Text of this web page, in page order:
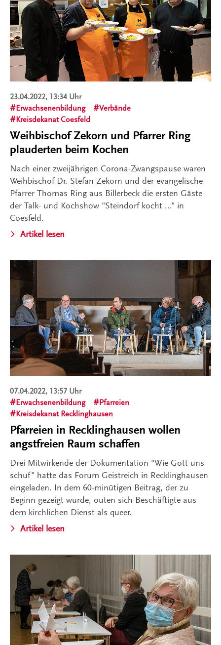
23.04.2022, 13:34 Uhr
Erwachsenenbildung
Verbände
Kreisdekanat Coesfeld
Weihbischof Zekorn und Pfarrer Ring
plauderten beim Kochen
Nach einer zweijährigen Corona-Zwangspause waren
Weihbischof Dr. Stefan Zekorn und der evangelische
Pfarrer Thomas Ring aus Billerbeck die ersten Gäste
der Talk- und Kochshow "Steindorf kocht ..." in
Coesfeld.
Artikel lesen
07.04.2022, 13:57 Uhr
Erwachsenenbildung
Pfarreien
Kreisdekanat Recklinghausen
Pfarreien in Recklinghausen wollen
angstfreien Raum schaffen
Drei Mitwirkende der Dokumentation "Wie Gott uns
schuf" hatte das Forum Geistreich in Recklinghausen
eingeladen. In dem 60-minütigen Beitrag, der zu
Beginn gezeigt wurde, outen sich Beschäftigte aus
dem kirchlichen Dienst als queer.
Artikel lesen